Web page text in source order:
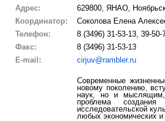
Адрес:
629800, ЯНАО,
Координатор:
Соколова Елена
Телефон:
8 (3496) 31-53-13, 39-50-
Факс:
8 (3496) 31-53-13
E-mail:
cirjuv@rambler.ru
Современные
новому поколению,
наук, но и мыслящим,
проблема создания
исследовательской
любых экономических